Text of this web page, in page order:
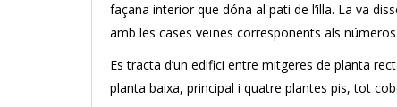
façana interior que dóna al pati de l’illa. La va
amb les cases veïnes corresponents als
Es tracta d’un edifici entre mitgeres de planta
planta baixa, principal i quatre plantes pis, tot